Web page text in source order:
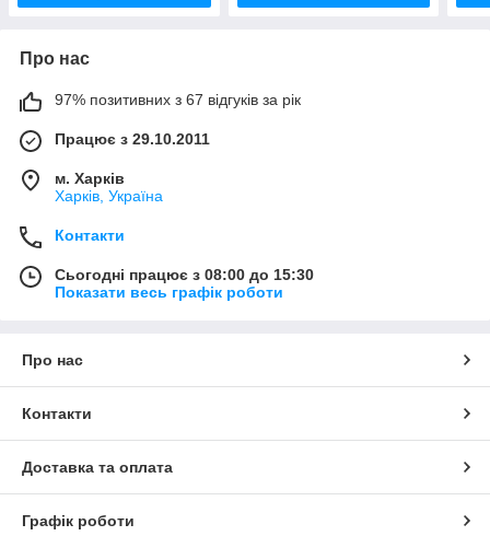
Про нас
97% позитивних з 67 відгуків за рік
Працює з 29.10.2011
м. Харків
Харків, Україна
Контакти
Сьогодні працює з 08:00 до 15:30
Показати весь графік роботи
Про нас
Контакти
Доставка та оплата
Графік роботи